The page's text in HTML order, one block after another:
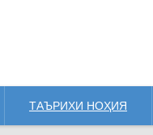
ТАЪРИХИ НОҲИЯ